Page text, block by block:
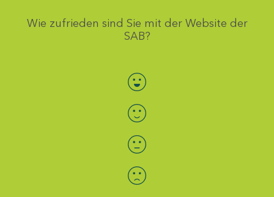
Wie zufrieden sind Sie mit der Website der
SAB?
Bewertung auswählen